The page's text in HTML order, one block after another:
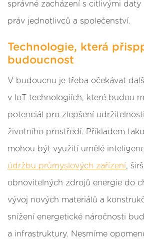
správné zacházení s citlivými daty
práv jednotlivců a společenství.
Technologie, která
budoucnost
V budoucnu je třeba očekávat
v IoT technologiích, které budou
potenciál pro zlepšení
životního prostředí. Příkladem
mohou být využití umělé
údržbu průmyslových zařízení,
obnovitelných zdrojů energie do
vývoj nových materiálů a
snížení energetické náročnosti
a infrastruktury. Nesmíme